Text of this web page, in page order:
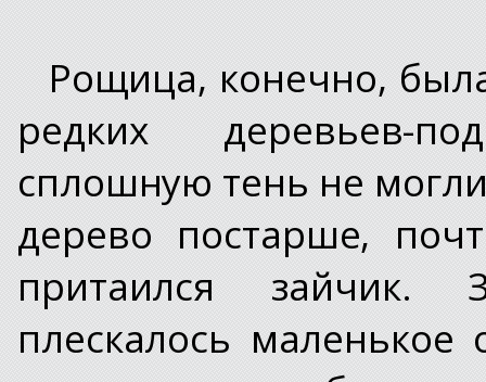
Рощица, конечно,
редких деревьев-
сплошную тень не
дерево постарше,
притаился зайчик.
плескалось